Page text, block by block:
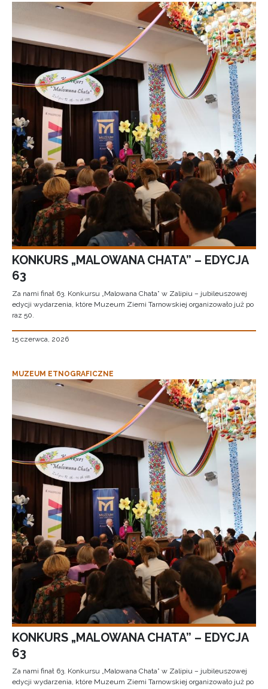
KONKURS „MALOWANA CHATA” – EDYCJA
63
Za nami finał 63. Konkursu „Malowana Chata” w Zalipiu – jubileuszowej
edycji wydarzenia, które Muzeum Ziemi Tarnowskiej organizowało już po
raz 50.
15 czerwca, 2026
MUZEUM ETNOGRAFICZNE
KONKURS „MALOWANA CHATA” – EDYCJA
63
Za nami finał 63. Konkursu „Malowana Chata” w Zalipiu – jubileuszowej
edycji wydarzenia, które Muzeum Ziemi Tarnowskiej organizowało już po